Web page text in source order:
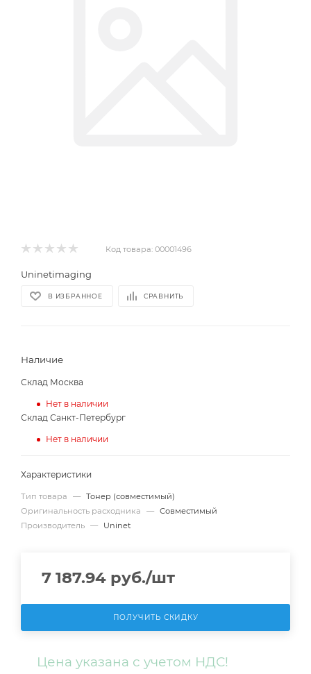
Код товара: 00001496
Uninetimaging
В ИЗБРАННОЕ СРАВНИТЬ
Наличие
Склад Москва
Нет в наличии
Склад Санкт-Петербург
Нет в наличии
Характеристики
Тип товара — Тонер (совместимый)
Оригинальность расходника
— Совместимый
Производитель — Uninet
7 187.94 руб./шт
ПОЛУЧИТЬ СКИДКУ
Цена указана с учетом НДС!